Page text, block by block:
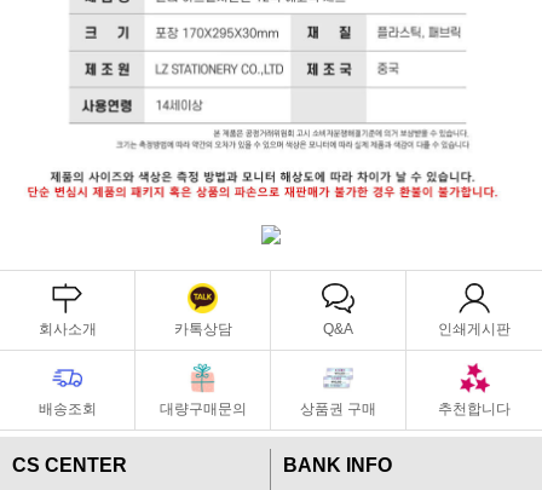
회사소개 카톡상담 Q&A 인쇄게시판
배송조회 대량구매문의 상품권 구매 추천합니다
CS CENTER BANK INFO